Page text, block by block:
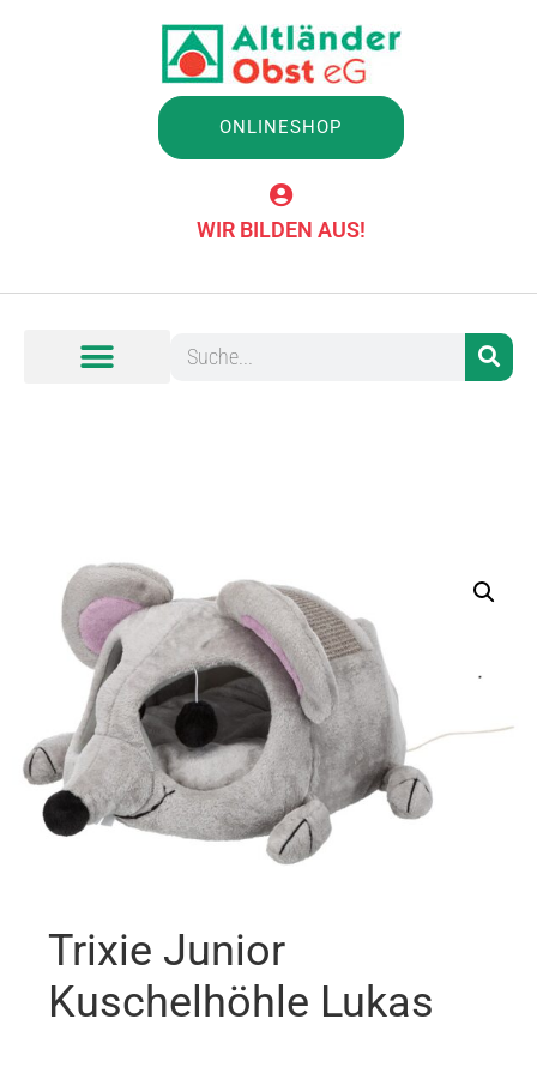
ONLINESHOP
WIR BILDEN AUS!
Trixie Junior
Kuschelhöhle Lukas